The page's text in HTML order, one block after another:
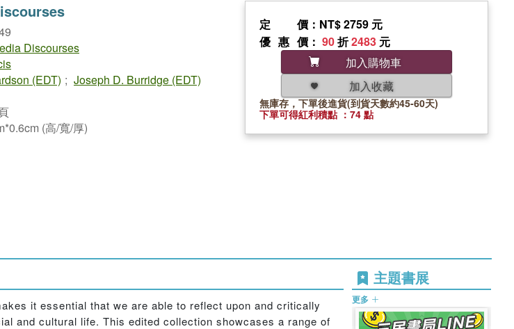
Discourses
(EDT) ; Joseph D. Burridge (EDT)
(高/寬/厚)
定價 ：NT$ 2759 元
優惠價 ： 90折2483 元
加入購物車
加入收藏
無庫存，下單後進貨(到貨天數約45-60天)
下單可得紅利積點 ：74 點
it essential that we are able to reflect upon and critically
and cultural life. This edited collection showcases a range of
主題書展
更多